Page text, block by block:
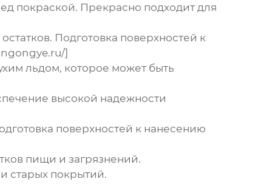
покраской. Прекрасно подходит для
Подготовка поверхностей к
]
льдом, которое может быть
высокой надежности
поверхностей к нанесению
пищи и загрязнений.
старых покрытий.